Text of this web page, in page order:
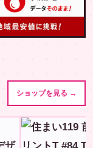
ショップを見る →